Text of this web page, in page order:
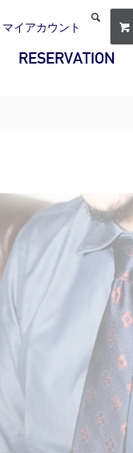
マイアカウント
RESERVATION